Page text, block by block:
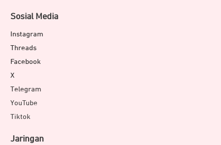
Sosial Media
Instagram
Threads
Facebook
X
Telegram
YouTube
Tiktok
Jaringan